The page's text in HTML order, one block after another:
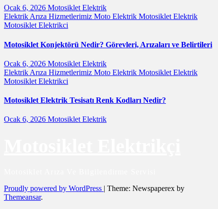
Ocak 6, 2026 Motosiklet Elektrik
Elektrik Arıza Hizmetlerimiz Moto Elektrik Motosiklet Elektrik
Motosiklet Elektrikci
Motosiklet Konjektörü Nedir? Görevleri, Arızaları ve Belirtileri
Ocak 6, 2026 Motosiklet Elektrik
Elektrik Arıza Hizmetlerimiz Moto Elektrik Motosiklet Elektrik
Motosiklet Elektrikci
Motosiklet Elektrik Tesisatı Renk Kodları Nedir?
Ocak 6, 2026 Motosiklet Elektrik
Proudly powered by WordPress | Theme: Newspaperex by
Themeansar.